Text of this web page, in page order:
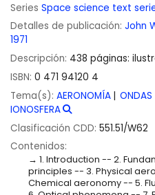
Series Space science text
Detalles de publicación: John
1971
Descripción: 438 páginas:
ISBN: 0 471 94120 4
Tema(s): AERONOMÍA
ONDAS
IONOSFERA
Clasificación CDD: 551.51/W62
Contenidos:
1. Introduction -- 2.
principles -- 3. Physical
Chemical aeronomy -- 5.